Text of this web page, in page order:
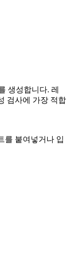
생성합니다. 레
검사에 가장 적합
를 붙여넣거나 입